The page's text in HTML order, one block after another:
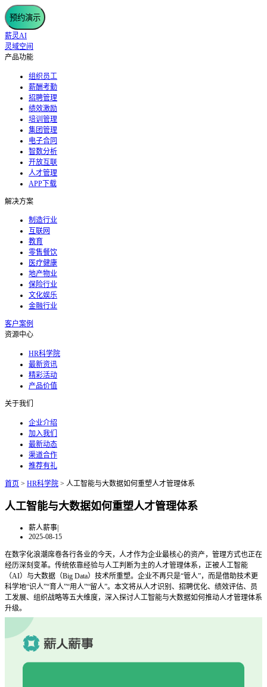
预约演示
薪灵AI
灵域空间
产品功能
组织员工
薪酬考勤
招聘管理
绩效激励
培训管理
集团管理
电子合同
智数分析
开放互联
人才管理
APP下载
解决方案
制造行业
互联网
教育
零售餐饮
医疗健康
地产物业
保险行业
文化娱乐
金融行业
客户案例
资源中心
HR科学院
最新资讯
精彩活动
产品价值
关于我们
企业介绍
加入我们
最新动态
渠道合作
推荐有礼
首页 > HR科学院 > 人工智能与大数据如何重塑人才管理体系
人工智能与大数据如何重塑人才管理体系
薪人薪事|
2025-08-15
在数字化浪潮席卷各行各业的今天，人才作为企业最核心的资产，管理方式也正在
经历深刻变革。传统依靠经验与人工判断为主的人才管理体系，正被人工智能
（AI）与大数据（Big Data）技术所重塑。企业不再只是“管人”，而是借助技术更
科学地“识人”“育人”“用人”“留人”。本文将从人才识别、招聘优化、绩效评估、员
工发展、组织战略等五大维度，深入探讨人工智能与大数据如何推动人才管理体系
升级。